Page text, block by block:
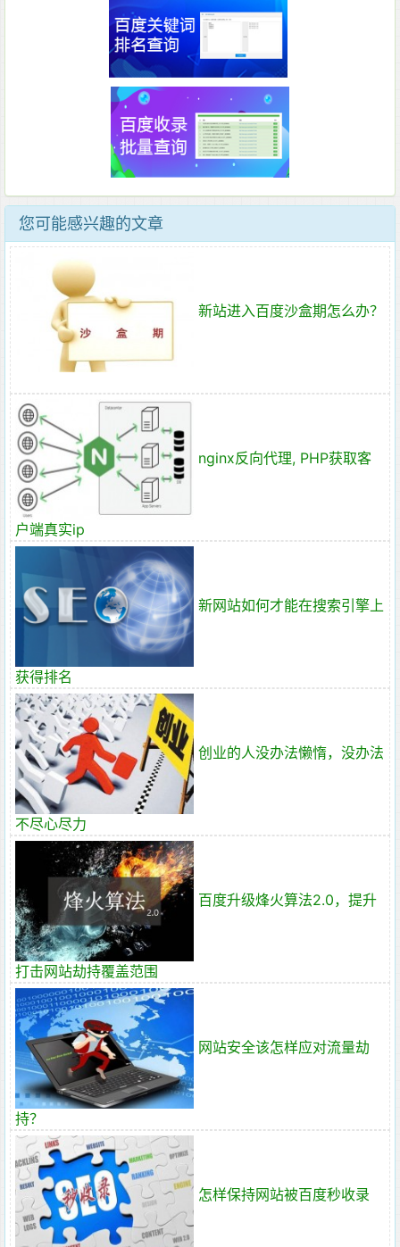
您可能感兴趣的文章
新站进入百度沙盒期怎么办？
nginx反向代理, PHP获取客
户端真实ip
新网站如何才能在搜索引擎上
获得排名
创业的人没办法懒惰，没办法
不尽心尽力
百度升级烽火算法2.0，提升
打击网站劫持覆盖范围
网站安全该怎样应对流量劫
持？
怎样保持网站被百度秒收录